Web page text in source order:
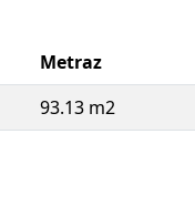
Metraz
93.13 m2